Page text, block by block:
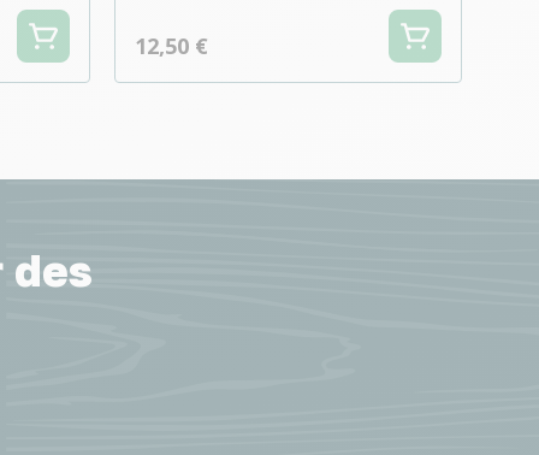
12,50 €
des